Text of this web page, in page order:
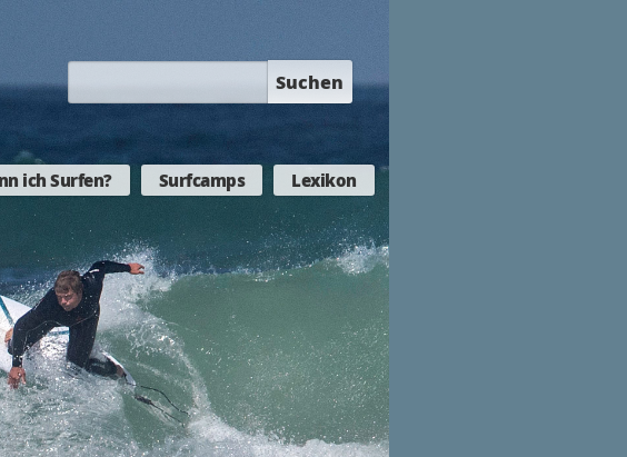
Suchen
ich Surfen? Surfcamps Lexikon